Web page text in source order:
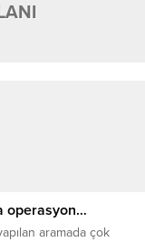
operasyon…
aramada çok